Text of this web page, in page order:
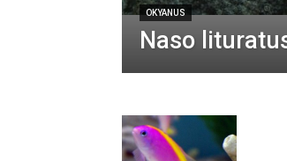
OKYANUS
Naso